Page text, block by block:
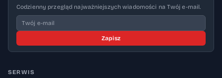
Codzienny przegląd najważniejszych wiadomości na Twój e-mail.
Zapisz
SERWIS